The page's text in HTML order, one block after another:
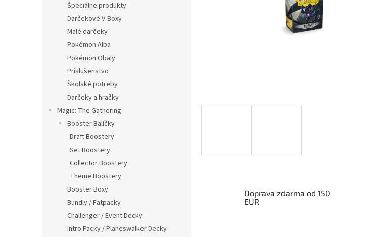
Špeciálne produkty
Darčekové V-Boxy
Malé darčeky
Pokémon Alba
Pokémon Obaly
Príslušenstvo
Školské potreby
Darčeky a hračky
Magic: The Gathering
Booster Balíčky
Draft Boostery
Set Boostery
Collector Boostery
Theme Boostery
Booster Boxy
Bundly / Fatpacky
Challenger / Event Decky
Intro Packy / Planeswalker Decky
Doprava zdarma od 150
EUR